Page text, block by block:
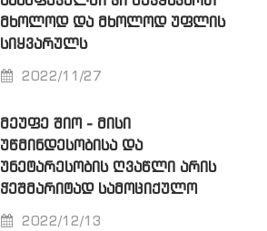
ᲛᲮᲝᲚᲝᲓ ᲓᲐ ᲛᲮᲝᲚᲝᲓ ᲣᲤᲚᲘᲡ
ᲡᲘᲧᲕᲐᲠᲣᲚᲡ
2022/11/27
ᲛᲔᲣᲤᲔ ᲨᲘᲝ - ᲛᲘᲡᲘ
ᲣᲬᲛᲘᲜᲓᲔᲡᲝᲑᲘᲡᲐ ᲓᲐ
ᲣᲜᲔᲢᲐᲠᲔᲡᲝᲑᲘᲡ ᲦᲕᲐᲬᲚᲘ ᲐᲠᲘᲡ
ᲭᲔᲨᲛᲐᲠᲘᲢᲐᲓ ᲡᲐᲛᲝᲪᲘᲥᲣᲚᲝ
2022/12/13